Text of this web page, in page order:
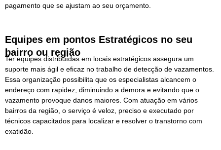
pagamento que se ajustam ao seu orçamento.
Equipes em pontos Estratégicos no seu
bairro ou região
Ter equipes distribuídas em locais estratégicos assegura um
suporte mais ágil e eficaz no trabalho de detecção de vazamentos.
Essa organização possibilita que os especialistas alcancem o
endereço com rapidez, diminuindo a demora e evitando que o
vazamento provoque danos maiores. Com atuação em vários
bairros da região, o serviço é veloz, preciso e executado por
técnicos capacitados para localizar e resolver o transtorno com
exatidão.